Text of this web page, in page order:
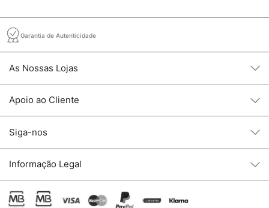
Garantia de Autenticidade
As Nossas Lojas
Apoio ao Cliente
Siga-nos
Informação Legal